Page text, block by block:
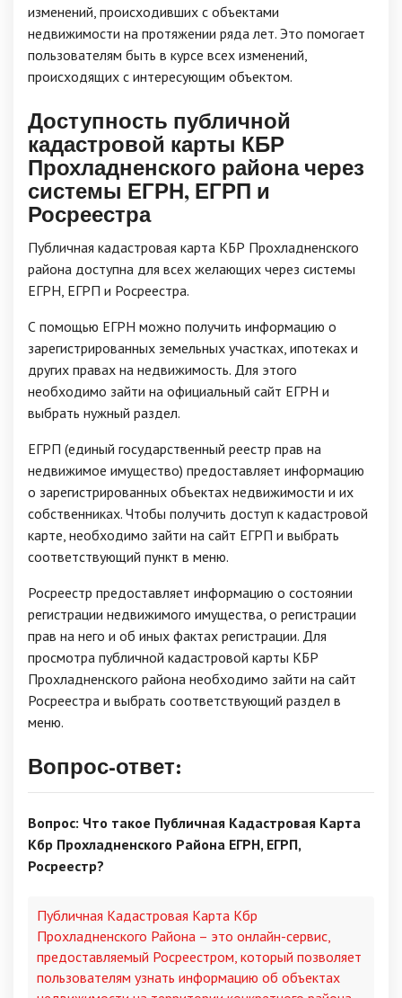
изменений, происходивших с объектами
недвижимости на протяжении ряда лет. Это помогает
пользователям быть в курсе всех изменений,
происходящих с интересующим объектом.
Доступность публичной
кадастровой карты КБР
Прохладненского района через
системы ЕГРН, ЕГРП и
Росреестра
Публичная кадастровая карта КБР Прохладненского
района доступна для всех желающих через системы
ЕГРН, ЕГРП и Росреестра.
С помощью ЕГРН можно получить информацию о
зарегистрированных земельных участках, ипотеках и
других правах на недвижимость. Для этого
необходимо зайти на официальный сайт ЕГРН и
выбрать нужный раздел.
ЕГРП (единый государственный реестр прав на
недвижимое имущество) предоставляет информацию
о зарегистрированных объектах недвижимости и их
собственниках. Чтобы получить доступ к кадастровой
карте, необходимо зайти на сайт ЕГРП и выбрать
соответствующий пункт в меню.
Росреестр предоставляет информацию о состоянии
регистрации недвижимого имущества, о регистрации
прав на него и об иных фактах регистрации. Для
просмотра публичной кадастровой карты КБР
Прохладненского района необходимо зайти на сайт
Росреестра и выбрать соответствующий раздел в
меню.
Вопрос-ответ:
Вопрос: Что такое Публичная Кадастровая Карта
Кбр Прохладненского Района ЕГРН, ЕГРП,
Росреестр?
Публичная Кадастровая Карта Кбр
Прохладненского Района – это онлайн-сервис,
предоставляемый Росреестром, который позволяет
пользователям узнать информацию об объектах